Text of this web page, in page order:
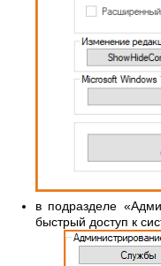
в подразделе
быстрый доступ к